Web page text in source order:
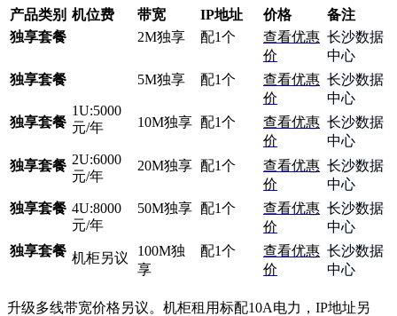
产品类别 机位费 带宽 IP地址 价格
备注
独享套餐
1U:5000
元/年
2U:6000
元/年
4U:8000
元/年
机柜另议
2M独享 配1个
查看优惠
价
长沙数据
中心
独享套餐
5M独享 配1个
查看优惠
价
长沙数据
中心
独享套餐
10M独享 配1个
查看优惠
价
长沙数据
中心
独享套餐
20M独享 配1个
查看优惠
价
长沙数据
中心
独享套餐
50M独享 配1个
查看优惠
价
长沙数据
中心
独享套餐
100M独
享
配1个
查看优惠
价
长沙数据
中心
升级多线带宽价格另议。机柜租用标配10A电力，IP地址另